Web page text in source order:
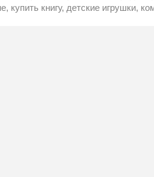
купить книгу, детские игрушки,